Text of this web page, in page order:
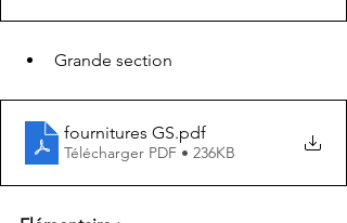
Grande section
fournitures GS.pdf
Télécharger PDF • 236KB